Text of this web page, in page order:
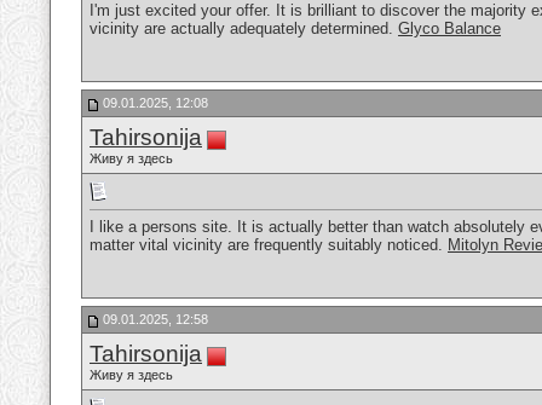
I'm just excited your offer. It is brilliant to discover the majority
vicinity are actually adequately determined. Glyco Balance
09.01.2025, 12:08
Tahirsonija
Живу я здесь
I like a persons site. It is actually better than watch absolutely
matter vital vicinity are frequently suitably noticed. Mitolyn
09.01.2025, 12:58
Tahirsonija
Живу я здесь